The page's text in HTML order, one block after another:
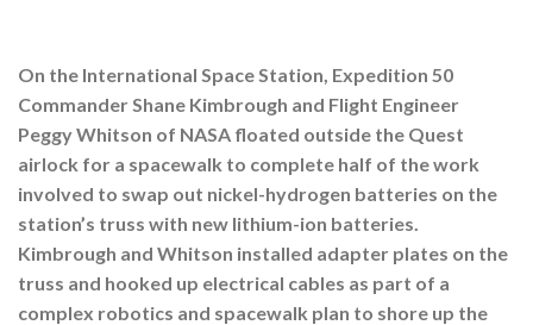
On the International Space Station, Expedition 50
Commander Shane Kimbrough and Flight Engineer
Peggy Whitson of NASA floated outside the Quest
airlock for a spacewalk to complete half of the work
involved to swap out nickel-hydrogen batteries on the
station’s truss with new lithium-ion batteries.
Kimbrough and Whitson installed adapter plates on the
truss and hooked up electrical cables as part of a
complex robotics and spacewalk plan to shore up the